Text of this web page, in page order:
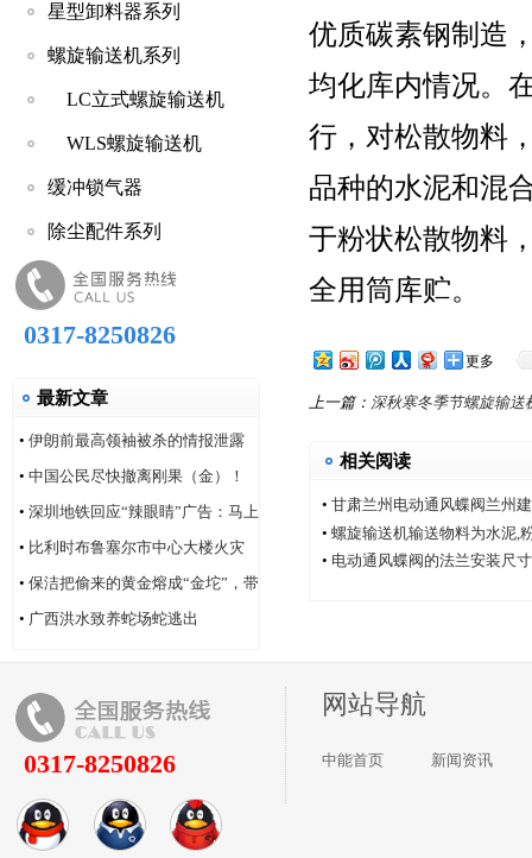
星型卸料器系列
螺旋输送机系列
LC立式螺旋输送机
WLS螺旋输送机
缓冲锁气器
除尘配件系列
0317-8250826
最新文章
• 伊朗前最高领袖被杀的情报泄露
问题，“很可能仍然存在”
• 中国公民尽快撤离刚果（金）！
• 深圳地铁回应“辣眼睛”广告：马上
改！
• 比利时布鲁塞尔市中心大楼火灾
造成6人死亡
• 保洁把偷来的黄金熔成“金坨”，带
着家人连夜逃跑
• 广西洪水致养蛇场蛇逃出
优质碳素钢制造
均化库内情况。
行，对松散物料
品种的水泥和混
于粉状松散物料
全用筒库贮。
更多
上一篇： 深秋寒冬季节螺旋输送
相关阅读
• 甘肃兰州电动通风蝶阀兰州
厂家中能电动通风蝶阀厂
• 螺旋输送机输送物料为水泥,
• 电动通风蝶阀的法兰安装尺寸
0317-8250826
网站导航
中能首页 新闻资讯